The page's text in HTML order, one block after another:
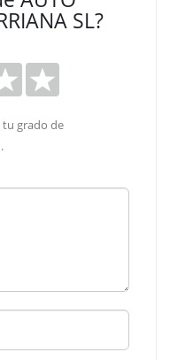
SL?
tu grado de